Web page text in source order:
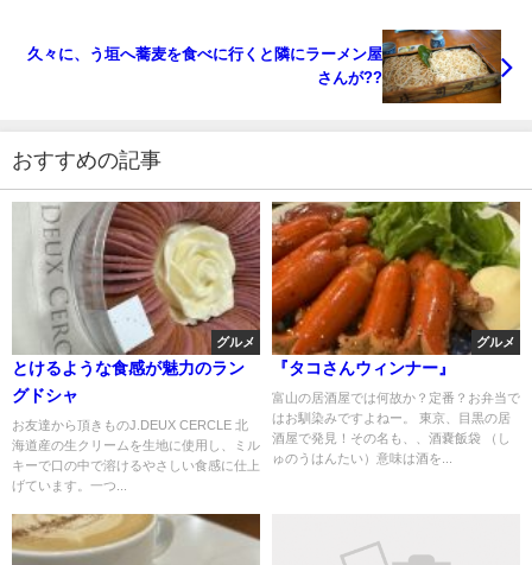
久々に、う垣へ蕎麦を食べに行くと隣にラーメン屋
さんが??
おすすめの記事
グルメ
とけるような食感が魅力のラン
グドシャ
お友達から頂きものJ.DEUX CERCLE 北
海道産の生クリームを生地に使用し、ミル
キーで口の中で溶けるやさしい食感に仕上
げています。一つ...
グルメ
『タコさんウィンナー』
富山の居酒屋では何故か？定番？お弁当で
はお馴染みですよねー。 東京、目黒の居
酒屋で発見！その名も、、酒嚢飯袋 （し
ゅのうはんたい）意味は酒を...